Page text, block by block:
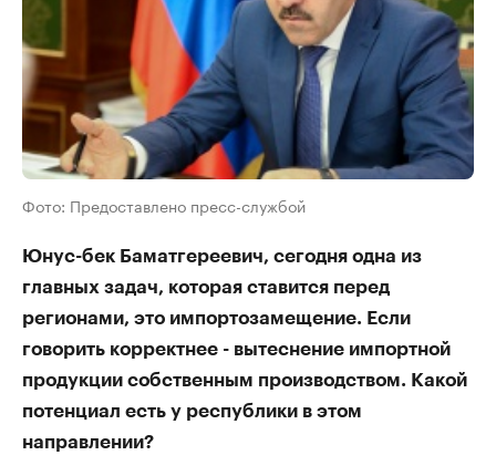
Фото: Предоставлено пресс-службой
Юнус-бек Баматгереевич, сегодня одна из
главных задач, которая ставится перед
регионами, это импортозамещение. Если
говорить корректнее - вытеснение импортной
продукции собственным производством. Какой
потенциал есть у республики в этом
направлении?